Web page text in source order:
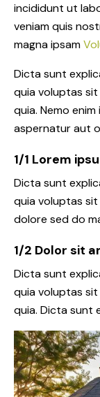
incididunt ut
veniam quis
magna ipsam
Dicta sunt
quia voluptas
quia. Nemo
aspernatur aut
1/1 Lorem
Dicta sunt
quia voluptas
dolore sed do
1/2 Dolor sit
Dicta sunt
quia voluptas
quia. Dicta sunt